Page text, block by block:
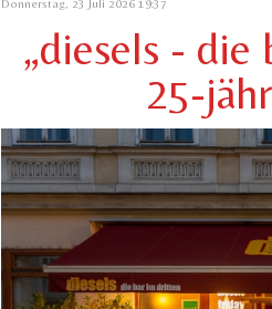
Donnerstag, 23 Juli 2026 19:37
„diesels -
25-